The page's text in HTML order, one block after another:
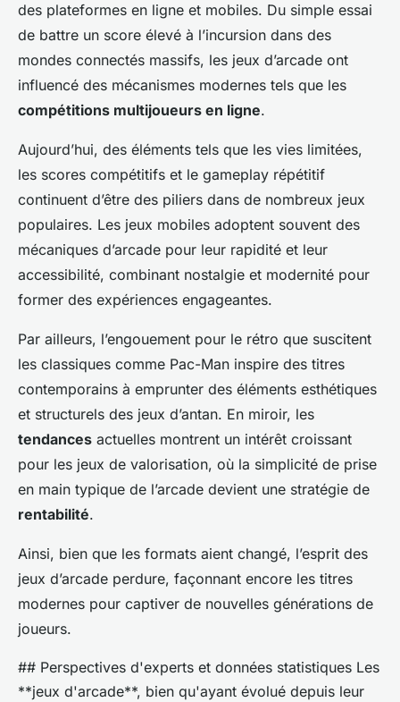
des plateformes en ligne et mobiles. Du simple essai
de battre un score élevé à l’incursion dans des
mondes connectés massifs, les jeux d’arcade ont
influencé des mécanismes modernes tels que les
compétitions multijoueurs en ligne.
Aujourd’hui, des éléments tels que les vies limitées,
les scores compétitifs et le gameplay répétitif
continuent d’être des piliers dans de nombreux jeux
populaires. Les jeux mobiles adoptent souvent des
mécaniques d’arcade pour leur rapidité et leur
accessibilité, combinant nostalgie et modernité pour
former des expériences engageantes.
Par ailleurs, l’engouement pour le rétro que suscitent
les classiques comme Pac-Man inspire des titres
contemporains à emprunter des éléments esthétiques
et structurels des jeux d’antan. En miroir, les
tendances actuelles montrent un intérêt croissant
pour les jeux de valorisation, où la simplicité de prise
en main typique de l’arcade devient une stratégie de
rentabilité.
Ainsi, bien que les formats aient changé, l’esprit des
jeux d’arcade perdure, façonnant encore les titres
modernes pour captiver de nouvelles générations de
joueurs.
## Perspectives d'experts et données statistiques Les
**jeux d'arcade**, bien qu'ayant évolué depuis leur